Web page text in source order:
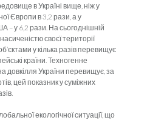
в Україні вище, ніж у
Європи в 3,2 рази, а у
– у 6,2 рази. На сьогоднішній
своєї території
у кілька разів перевищує
країни. Техногенне
довкілля України перевищує, за
цей показник у суміжних
екологічної ситуації, що